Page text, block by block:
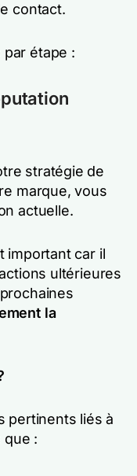
contact.
étape :
stratégie de
marque, vous
actuelle.
important car il
ultérieures
la
pertinents liés à
que :